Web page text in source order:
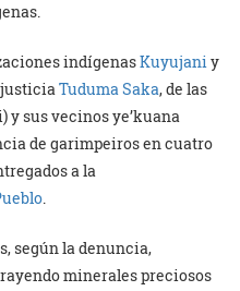
indígenasKuyujaniy
justiciaTuduma Saka, de las
y sus vecinos ye’kuana
de garimpeiros en cuatro
a la
.
según la denuncia,
minerales preciosos